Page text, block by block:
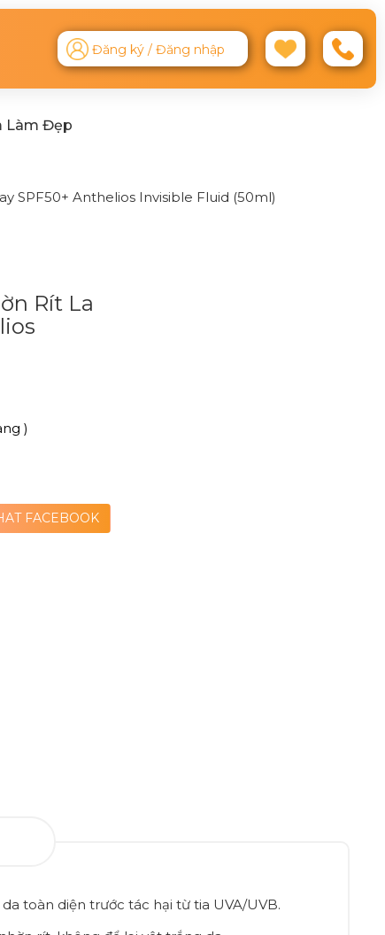
Đăng ký / Đăng nhập
Làm Đẹp
SPF50+ Anthelios Invisible Fluid (50ml)
Rít La
)
FACEBOOK
toàn diện trước tác hại từ tia UVA/UVB.